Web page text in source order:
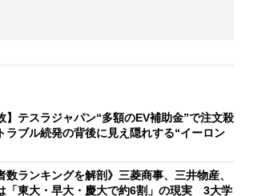
】テスラジャパン“多額のEV補助金”で注文殺
ブル続発の背後に見え隠れする“イーロン
数ランキングを解剖》三菱商事、三井物産、
「東大・早大・慶大で約6割」の現実 3大学